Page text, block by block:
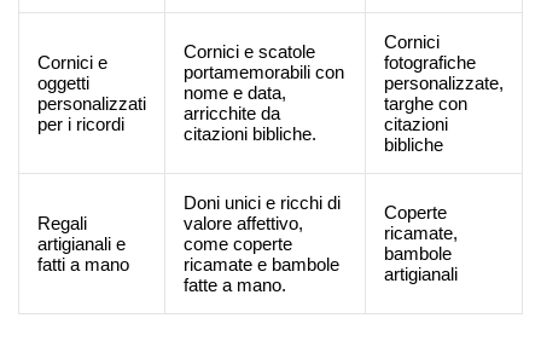
Cornici e
oggetti
personalizzati
per i ricordi
Cornici e scatole
portamemorabili con
nome e data,
arricchite da
citazioni bibliche.
Cornici
fotografiche
personalizzate,
targhe con
citazioni
bibliche
Regali
artigianali e
fatti a mano
Doni unici e ricchi di
valore affettivo,
come coperte
ricamate e bambole
fatte a mano.
Coperte
ricamate,
bambole
artigianali